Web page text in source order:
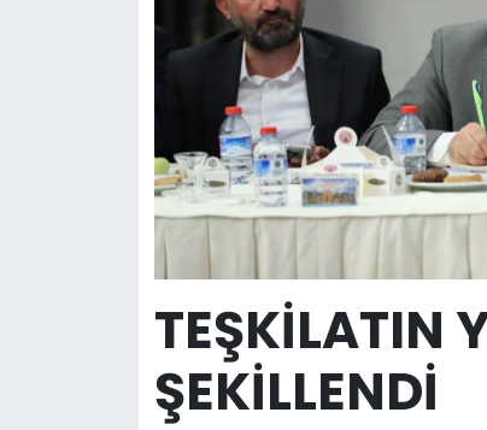
TEŞKİLATIN
ŞEKİLLENDİ